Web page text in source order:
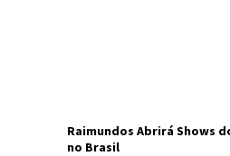
Raimundos Abrirá Shows
no Brasil